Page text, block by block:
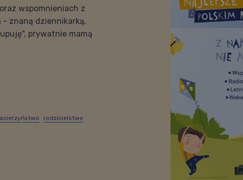
wspomnieniach z
- znaną dziennikarką,
prywatnie mamą
rodzicielstwo